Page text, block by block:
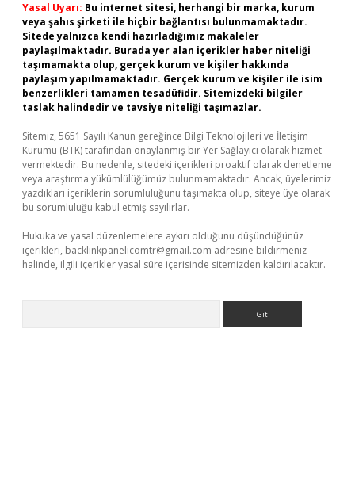
Yasal Uyarı: Bu internet sitesi, herhangi bir marka, kurum
veya şahıs şirketi ile hiçbir bağlantısı bulunmamaktadır.
Sitede yalnızca kendi hazırladığımız makaleler
paylaşılmaktadır. Burada yer alan içerikler haber niteliği
taşımamakta olup, gerçek kurum ve kişiler hakkında
paylaşım yapılmamaktadır. Gerçek kurum ve kişiler ile isim
benzerlikleri tamamen tesadüfidir. Sitemizdeki bilgiler
taslak halindedir ve tavsiye niteliği taşımazlar.
Sitemiz, 5651 Sayılı Kanun gereğince Bilgi Teknolojileri ve İletişim
Kurumu (BTK) tarafından onaylanmış bir Yer Sağlayıcı olarak hizmet
vermektedir. Bu nedenle, sitedeki içerikleri proaktif olarak denetleme
veya araştırma yükümlülüğümüz bulunmamaktadır. Ancak, üyelerimiz
yazdıkları içeriklerin sorumluluğunu taşımakta olup, siteye üye olarak
bu sorumluluğu kabul etmiş sayılırlar.
Hukuka ve yasal düzenlemelere aykırı olduğunu düşündüğünüz
içerikleri, backlinkpanelicomtr@gmail.com adresine bildirmeniz
halinde, ilgili içerikler yasal süre içerisinde sitemizden kaldırılacaktır.